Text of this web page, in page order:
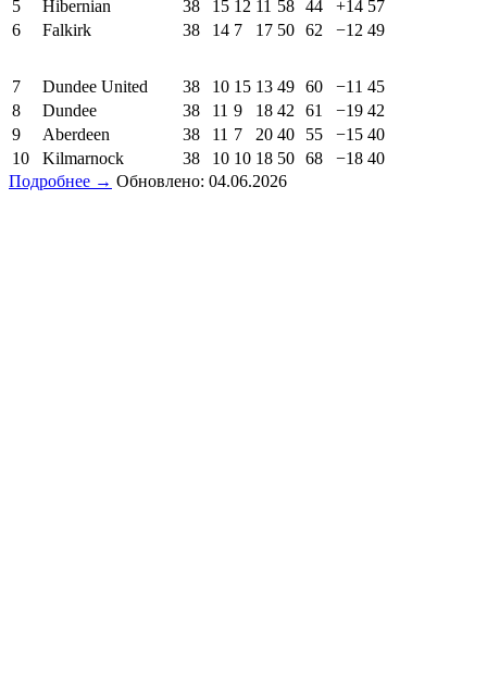
5 Hibernian 38 15 12 11 58 44 +14 57
6
Falkirk 38 14 7 17 50 62 −12 49
7 Dundee United 38 10 15 13 49 60 −11 45
8
Dundee 38 11 9 18 42 61 −19 42
9
Aberdeen 38 11 7 20 40 55 −15 40
10
Kilmarnock 38 10 10 18 50 68 −18 40
Подробнее → Обновлено: 04.06.2026